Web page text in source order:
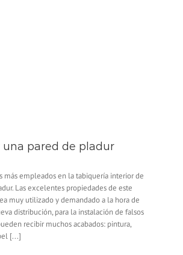
pared de pladur
más empleados en la tabiquería interior de
Las excelentes propiedades de este
muy utilizado y demandado a la hora de
distribución, para la instalación de falsos
recibir muchos acabados: pintura,
[...]